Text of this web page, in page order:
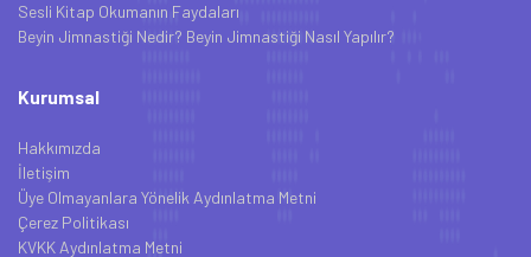
Sesli Kitap Okumanın Faydaları
Beyin Jimnastiği Nedir? Beyin Jimnastiği Nasıl Yapılır?
Kurumsal
Hakkımızda
İletişim
Üye Olmayanlara Yönelik Aydınlatma Metni
Çerez Politikası
KVKK Aydınlatma Metni